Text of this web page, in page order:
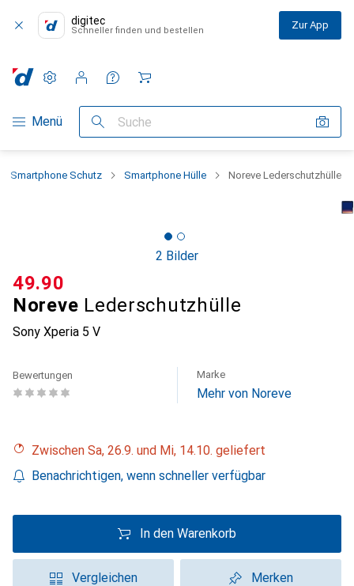
digitec
Schneller finden und bestellen Zur App
Navigation nach Kategorien
Menü Suche
Einstellungen
Kundenkonto
Vergleichslisten
Merklisten
Warenkorb
Smartphone Schutz Smartphone Hülle Noreve Lederschutzhülle
2 Bilder
Noreve Lederschutzhülle
Sony Xperia 5 V
CHF
49.90
Bewertungen Marke
Mehr von Noreve
Zwischen Sa, 26.9. und Mi, 14.10. geliefert
Benachrichtigen, wenn schneller verfügbar
In den Warenkorb
Vergleichen Merken